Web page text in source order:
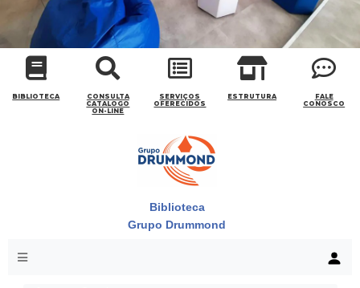
CONOSCO
Seja um
POLO EAD
BIBLIOTECA
CONSULTA
CATALOGO
ON-LINE
SERVIÇOS
OFERECIDOS
ESTRUTURA
FALE
CONOSCO